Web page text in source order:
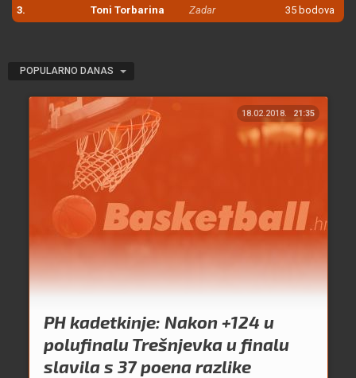
3. Toni Torbarina Zadar 35 bodova
POPULARNO DANAS
18.02.2018. 21:35
PH kadetkinje: Nakon +124 u
polufinalu Trešnjevka u finalu
slavila s 37 poena razlike